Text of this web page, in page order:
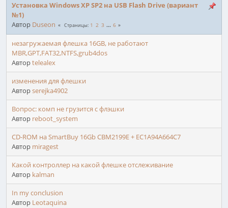
Установка Windows XP SP2 на USB Flash Drive (вариант
№1)
Автор Duseon Страницы 1 2 3 ... 6
незагружаемая флешка 16GB, не работают
MBR,GPT,FAT32,NTFS,grub4dos
Авторtelealex
изменения для флешки
Авторserejka4902
Вопрос: комп не грузится с флэшки
Автор reboot_system
CD-ROM на SmartBuy 16Gb CBM2199E + EC1A94A664C7
Автор miragest
Какой контроллер на какой флешке отслеживание
Автор kalman
In my conclusion
Автор Leotaquina